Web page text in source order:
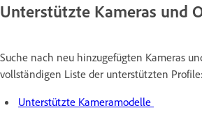
Unterstützte Kameras und
Suche nach neu hinzugefügten Kameras
vollständigen Liste der unterstützten Profile:
Unterstützte Kameramodelle